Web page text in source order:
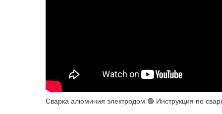
Сварка алюминия электродом 🟢 Инструкция по